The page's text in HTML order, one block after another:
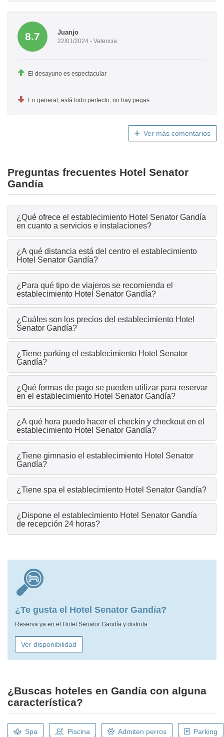
8.7 Juanjo
22/01/2024 - Valencia
El desayuno es espectacular
En general, está todo perfecto, no hay pegas.
Ver más comentarios
Preguntas frecuentes Hotel Senator
Gandía
¿Qué ofrece el establecimiento Hotel Senator Gandía
en cuanto a servicios e instalaciones?
¿A qué distancia está del centro el establecimiento
Hotel Senator Gandía?
¿Para qué tipo de viajeros se recomienda el
establecimiento Hotel Senator Gandía?
¿Cuáles son los precios del establecimiento Hotel
Senator Gandía?
¿Tiene parking el establecimiento Hotel Senator
Gandía?
¿Qué formas de pago se pueden utilizar para reservar
en el establecimiento Hotel Senator Gandía?
¿A qué hora puedo hacer el checkin y checkout en el
establecimiento Hotel Senator Gandía?
¿Tiene gimnasio el establecimiento Hotel Senator
Gandía?
¿Tiene spa el establecimiento Hotel Senator Gandía?
¿Dispone el establecimiento Hotel Senator Gandía
de recepción 24 horas?
¿Te gusta el Hotel Senator Gandía?
Reserva ya en el Hotel Senator Gandía y disfruta
Ver disponibilidad
¿Buscas hoteles en Gandía con alguna
característica?
Spa Piscina Admiten perros Parking